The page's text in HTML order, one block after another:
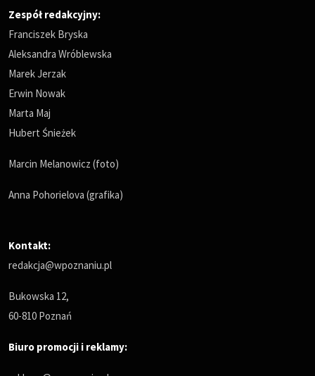
Zespół redakcyjny:
Franciszek Bryska
Aleksandra Wróblewska
Marek Jerzak
Erwin Nowak
Marta Maj
Hubert Śnieżek
Marcin Melanowicz (foto)
Anna Pohorielova (grafika)
Kontakt:
redakcja@wpoznaniu.pl
Bukowska 12,
60-810 Poznań
Biuro promocji i reklamy: